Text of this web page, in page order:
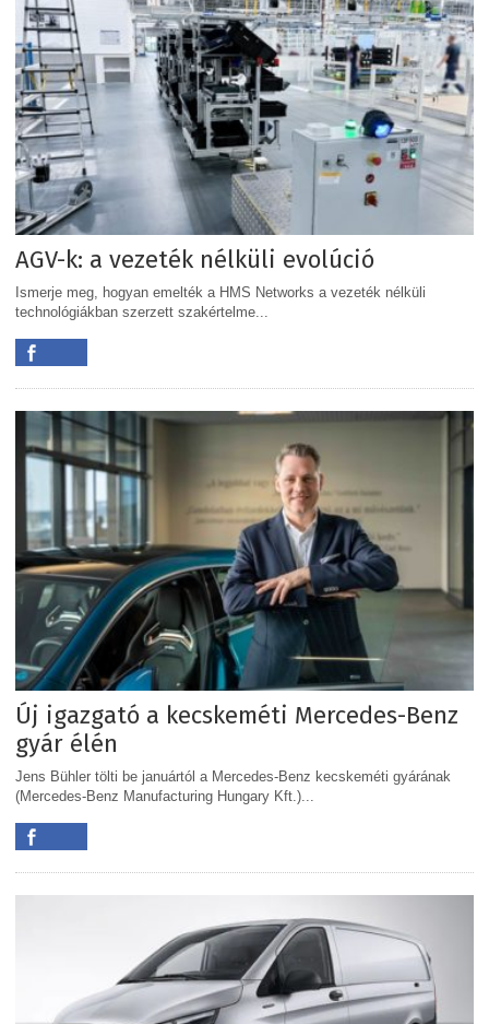
AGV-k: a vezeték nélküli evolúció
Ismerje meg, hogyan emelték a HMS Networks a vezeték nélküli
technológiákban szerzett szakértelme...
Új igazgató a kecskeméti Mercedes-Benz
gyár élén
Jens Bühler tölti be januártól a Mercedes-Benz kecskeméti gyárának
(Mercedes-Benz Manufacturing Hungary Kft.)...